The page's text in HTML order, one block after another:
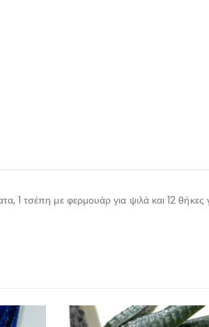
1 τσέπη με φερμουάρ για ψιλά και 12 θήκες